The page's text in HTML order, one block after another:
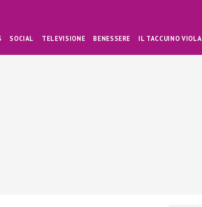
SOCIAL TELEVISIONE BENESSERE IL TACCUINO VIOLA